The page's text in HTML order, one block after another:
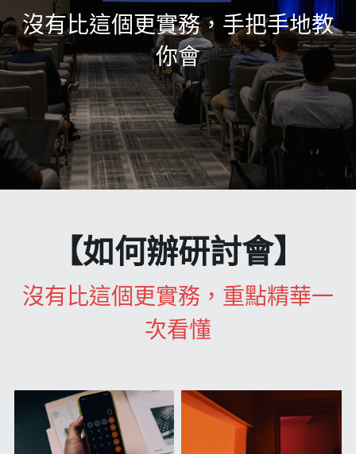
展覽行銷大補帖
如何辦研討會
行銷即戰力
行銷忙甚麼
網站架設
筆記
AI實戰
閱讀筆記
軟體筆記
學習筆記
自媒體
自媒體
生活
小時候的丁點事
所見所聞
繪圖
下載
搜索
與我聯絡
沒有比這個更實務，手把手地教
你會
【如何辦研討會】
沒有比這個更實務，重點精華一
次看懂
學習筆記
研討會
閱讀筆記
關於本站
談職場
軟體類筆記
行銷忙甚麼
童年回憶殺